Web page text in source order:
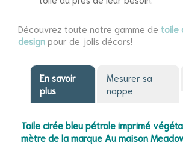
Découvrez toute notre gamme de toile
design pour de jolis décors!
En savoir
plus
Mesurer sa
nappe
Toile cirée bleu pétrole imprimé
mètre de la marque Au maison